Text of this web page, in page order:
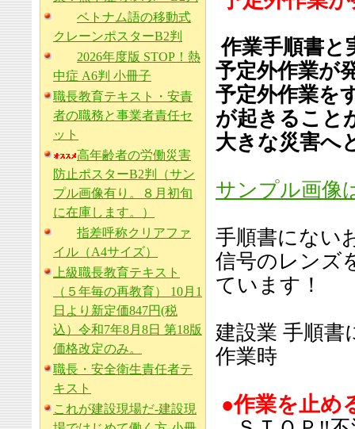
ベトナム語の移動式
クレーンポスターB2判
2026年度版 STOP！熱
中症 A6判 小冊子
職長教育テキスト・安責
者の職務と事業者責任セ
ット
高年齢者の労働災害
防止ポスターB2判（サン
プル画像有り。８月初旬
に在庫します。）
指差呼称クリアファ
イル（A4サイズ）
上級職長教育テキスト
（５年毎の再教育） 10月1
日より新定価847円(税
込）令和7年8月8日 第18版
価格改定のみ。
職長・安全衛生責任者テ
キスト
これが建設現場だ-建設現
作業手順書と
予定外作業が
予定外作業を
が起きること
大きな災害へ
サンプル画像
手順書にない
信号のレンズ
ています！
建設業 手順書
作業時
●作業を止